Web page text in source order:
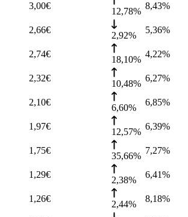
3,00€
12,78%
8,43%
2,66€
2,92%
5,36%
2,74€
18,10%
4,22%
2,32€
10,48%
6,27%
2,10€
6,60%
6,85%
1,97€
12,57%
6,39%
1,75€
35,66%
7,27%
1,29€
2,38%
6,41%
1,26€
2,44%
8,18%